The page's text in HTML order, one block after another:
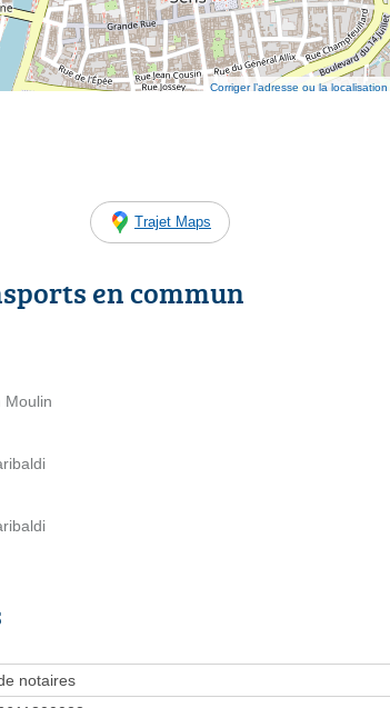
Corriger l’adresse ou la localisation
Trajet Maps
en commun
Moulin
notaires